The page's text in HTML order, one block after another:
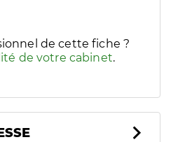
handicaps/besoins
de cette fiche ?
de votre cabinet.